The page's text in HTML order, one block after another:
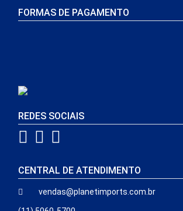
FORMAS DE PAGAMENTO
REDES SOCIAIS
CENTRAL DE ATENDIMENTO
vendas@planetimports.com.br